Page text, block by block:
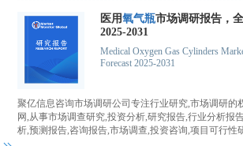
医用氧气瓶市场调研报告，
2025-2031
Medical Oxygen Gas Cylinders
Forecast 2025-2031
聚亿信息咨询市场调研公司专注行业研究,市场调研的
网,从事市场调查研究,投资分析,研究报告,行业分析报
析,预测报告,咨询报告,市场调查,投资咨询,项目可行性